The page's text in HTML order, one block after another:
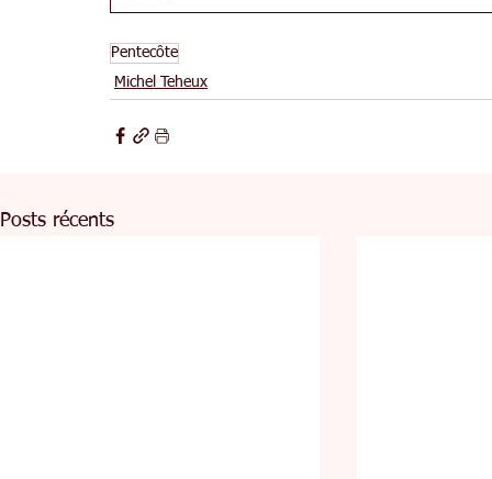
Pentecôte
Michel Teheux
Posts récents